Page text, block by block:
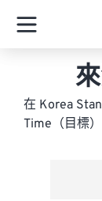
在 Korea
Time（目標